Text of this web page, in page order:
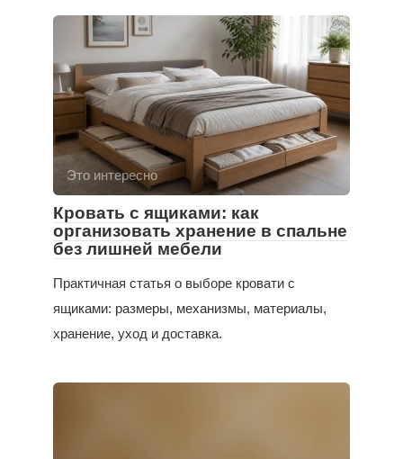
Это интересно
Кровать с ящиками: как
организовать хранение в спальне
без лишней мебели
Практичная статья о выборе кровати с
ящиками: размеры, механизмы, материалы,
хранение, уход и доставка.